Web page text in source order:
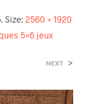
. Size: 2560 × 1920
5×6 jeux
NEXT >